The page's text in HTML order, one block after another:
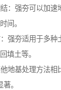
：强夯可以加速
间。
强夯适用于多种
填土等。
地基处理方法相
。